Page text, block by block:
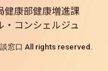
健康部健康増進課
コンシェルジュ
窓口 All rights reserved.